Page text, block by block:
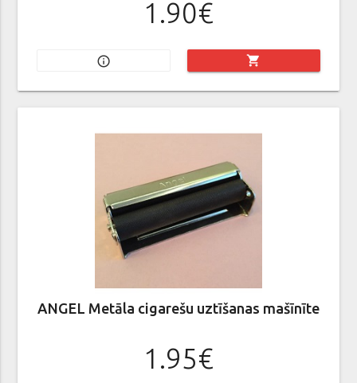
1.90€
info_outline shopping_cart
ANGEL Metāla cigarešu uztīšanas mašīnīte
1.95€